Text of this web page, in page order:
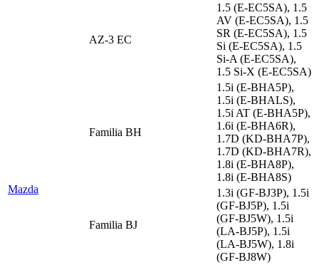
Mazda
AZ-3 EC
1.5 (E-EC5SA), 1.5
AV (E-EC5SA), 1.5
SR (E-EC5SA), 1.5
Si (E-EC5SA), 1.5
Si-A (E-EC5SA),
1.5 Si-X (E-EC5SA)
Familia BH
1.5i (E-BHA5P),
1.5i (E-BHALS),
1.5i AT (E-BHA5P),
1.6i (E-BHA6R),
1.7D (KD-BHA7P),
1.7D (KD-BHA7R),
1.8i (E-BHA8P),
1.8i (E-BHA8S)
Familia BJ
1.3i (GF-BJ3P), 1.5i
(GF-BJ5P), 1.5i
(GF-BJ5W), 1.5i
(LA-BJ5P), 1.5i
(LA-BJ5W), 1.8i
(GF-BJ8W)